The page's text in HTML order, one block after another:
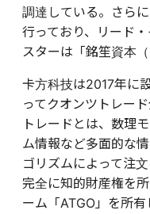
調達している。さら
行っており、リード
スターは「銘笙資本
卡方科技は2017年に
ってクオンツトレー
トレードとは、数理
ム情報など多面的な
ゴリズムによって注
完全に知的財産権を
ーム「ATGO」を所